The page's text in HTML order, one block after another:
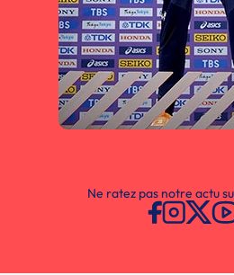
Ne ratez pas notre actu